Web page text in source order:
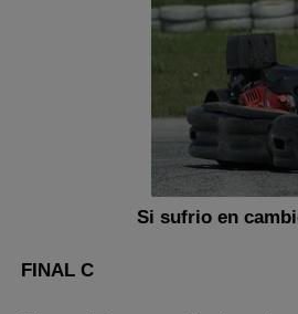
Si sufrio en
FINAL C